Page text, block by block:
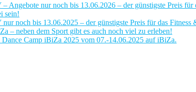
nur noch bis 13.06.2026 – der günstigste Preis
sein!
noch bis 13.06.2025 – der günstigste Preis für das
– neben dem Sport gibt es auch noch viel zu erleben!
Camp iBiZa 2025 vom 07.-14.06.2025 auf iBiZa.